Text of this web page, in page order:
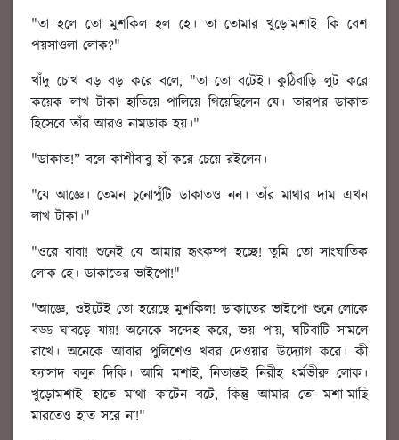
"তা হলে তো মুশকিল হল হে। তা তোমার খুড়োমশাই কি বেশ
পয়সাওলা লোক?"
খাঁদু চোখ বড় বড় করে বলে, "তা তো বটেই। কুঠিবাড়ি লুট করে
কয়েক লাখ টাকা হাতিয়ে পালিয়ে গিয়েছিলেন যে। তারপর ডাকাত
হিসেবে তাঁর আরও নামডাক হয়।"
"ডাকাত!” বলে কাশীবাবু হাঁ করে চেয়ে রইলেন।
"যে আজ্ঞে। তেমন চুনোপুঁটি ডাকাতও নন। তাঁর মাথার দাম এখন
লাখ টাকা।"
"ওরে বাবা! শুনেই যে আমার হৃৎকম্প হচ্ছে! তুমি তো সাংঘাতিক
লোক হে। ডাকাতের ভাইপো!"
"আজ্ঞে, ওইটেই তো হয়েছে মুশকিল! ডাকাতের ভাইপো শুনে লোকে
বড্ড ঘাবড়ে যায়! অনেকে সন্দেহ করে, ভয় পায়, ঘটিবাটি সামলে
রাখে। অনেকে আবার পুলিশেও খবর দেওয়ার উদ্যোগ করে। কী
ফ্যাসাদ বলুন দিকি। আমি মশাই, নিতান্তই নিরীহ ধর্মভীরু লোক।
খুড়োমশাই হাতে মাথা কাটেন বটে, কিন্তু আমার তো মশা-মাছি
মারতেও হাত সরে না!"